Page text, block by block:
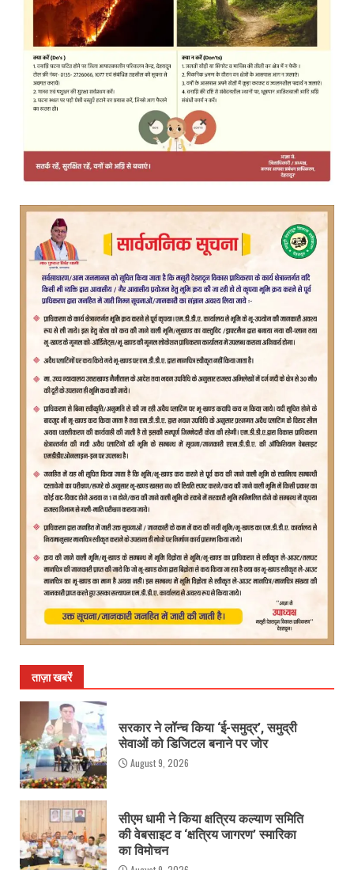
ताज़ा खबरें
सरकार ने लॉन्च किया ‘ई-समुद्र’, समुद्री
सेवाओं को डिजिटल बनाने पर जोर
August 9, 2026
सीएम धामी ने किया क्षत्रिय कल्याण समिति
की वेबसाइट व ‘क्षत्रिय जागरण’ स्मारिका
का विमोचन